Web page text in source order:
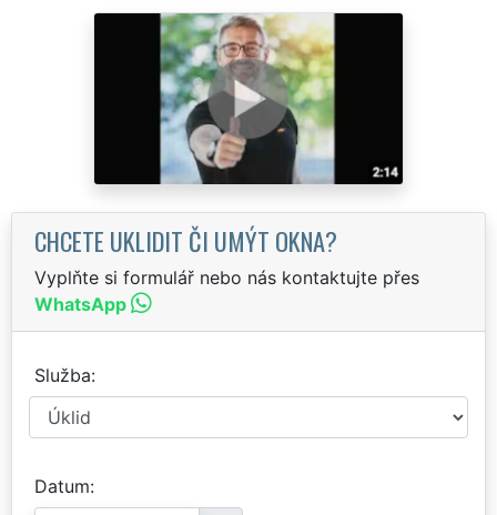
CHCETE UKLIDIT ČI UMÝT OKNA?
Vyplňte si formulář nebo nás kontaktujte přes
WhatsApp
Služba
Datum